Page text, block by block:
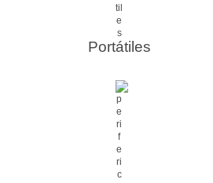
Portátiles